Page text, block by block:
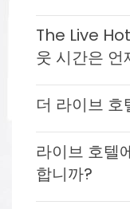
The Live
웃 시간은 언
더 라이브
라이브 호텔
합니까?